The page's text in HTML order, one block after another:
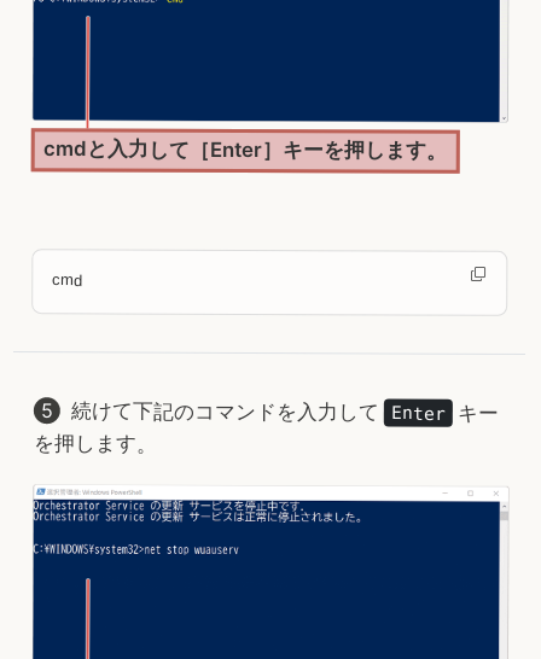
cmdと入力して［Enter］キーを押します。
cmd
続けて下記のコマンドを入力して Enter キー
を押します。